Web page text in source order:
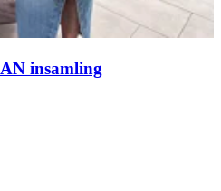
insamling